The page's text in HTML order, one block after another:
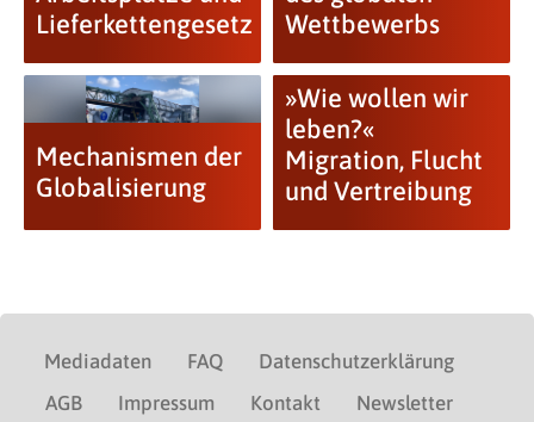
Lieferkettengesetz
Wettbewerbs
Mechanismen der
Globalisierung
»Wie wollen wir
leben?«
Migration, Flucht
und Vertreibung
Mediadaten FAQ
Datenschutzerklärung
AGB
Impressum Kontakt Newsletter